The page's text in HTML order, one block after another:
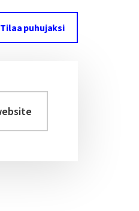
Tilaa puhujaksi